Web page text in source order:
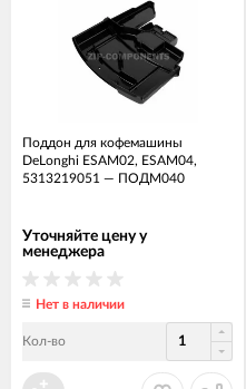
Поддон для кофемашины
DeLonghi ESAM02, ESAM04,
5313219051 — ПОДМ040
Уточняйте цену у
менеджера
Нет в наличии
Кол-во